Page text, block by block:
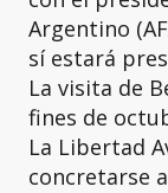
Argentino
sí estará
La visita de
fines de
La Libertad
concretarse